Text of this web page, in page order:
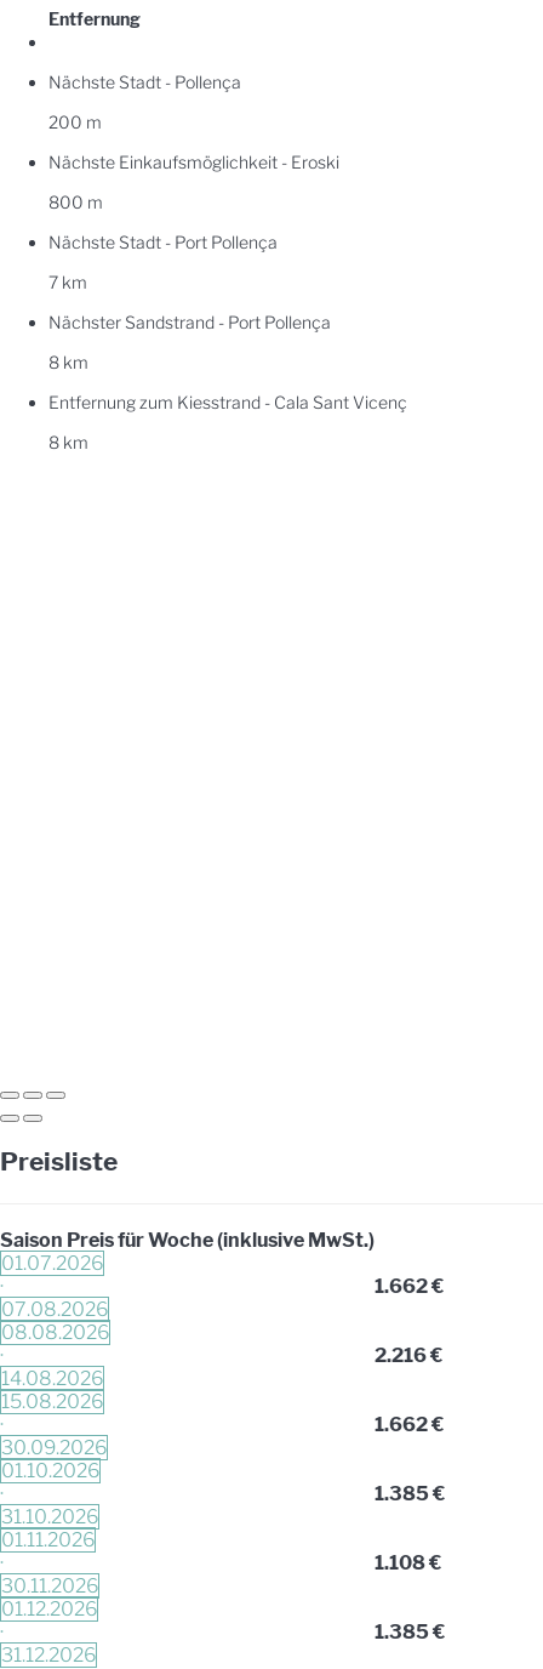
Entfernung
Nächste Stadt - Pollença
200 m
Nächste Einkaufsmöglichkeit - Eroski
800 m
Nächste Stadt - Port Pollença
7 km
Nächster Sandstrand - Port Pollença
8 km
Entfernung zum Kiesstrand - Cala Sant Vicenç
8 km
Preisliste
Saison Preis für Woche (inklusive MwSt.)
01.07.2026
·
07.08.2026
1.662 €
08.08.2026
·
14.08.2026
2.216 €
15.08.2026
·
30.09.2026
1.662 €
01.10.2026
·
31.10.2026
1.385 €
01.11.2026
·
30.11.2026
1.108 €
01.12.2026
·
31.12.2026
1.385 €